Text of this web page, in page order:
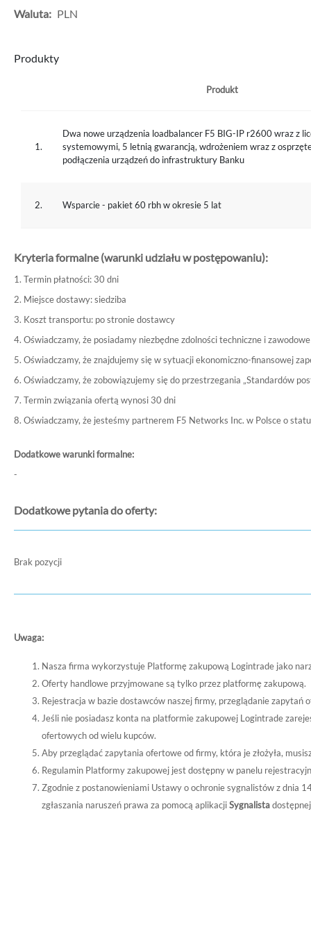
Waluta: PLN
Produkty
Produkt
1.
Dwa nowe urządzenia loadbalancer F5 BIG-IP r2600 wraz z
systemowymi, 5 letnią gwarancją, wdrożeniem wraz z
podłączenia urządzeń do infrastruktury Banku
2. Wsparcie - pakiet 60 rbh w okresie 5 lat
Kryteria formalne (warunki udziału w postępowaniu):
1. Termin płatności: 30 dni
2. Miejsce dostawy: siedziba
3. Koszt transportu: po stronie dostawcy
4. Oświadczamy, że posiadamy niezbędne zdolności techniczne i
5. Oświadczamy, że znajdujemy się w sytuacji ekonomiczno-finansowej
6. Oświadczamy, że zobowiązujemy się do przestrzegania „Standardów
7. Termin związania ofertą wynosi 30 dni
8. Oświadczamy, że jesteśmy partnerem F5 Networks Inc. w Polsce o
Dodatkowe warunki formalne:
-
Dodatkowe pytania do oferty:
Brak pozycji
Uwaga:
Nasza firma wykorzystuje Platformę zakupową Logintrade jako
Oferty handlowe przyjmowane są tylko przez platformę zakupową.
Rejestracja w bazie dostawców naszej firmy, przeglądanie zapytań
Jeśli nie posiadasz konta na platformie zakupowej Logintrade
ofertowych od wielu kupców.
Aby przeglądać zapytania ofertowe od firmy, która je złożyła,
Regulamin Platformy zakupowej jest dostępny w panelu
Zgodnie z postanowieniami Ustawy o ochronie sygnalistów z dnia
zgłaszania naruszeń prawa za pomocą aplikacjiSygnalista